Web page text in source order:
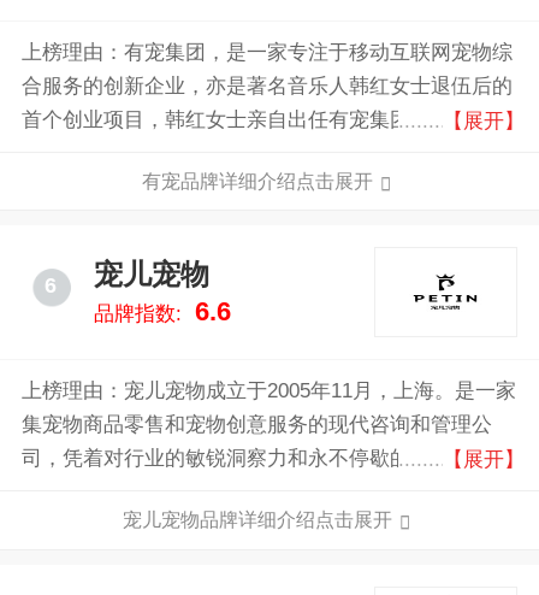
上榜理由：有宠集团，是一家专注于移动互联网宠物综
合服务的创新企业，亦是著名音乐人韩红女士退伍后的
首个创业项目，韩红女士亲自出任有宠集团联合创始人
线下服务、宠物电商、宠物影视、宠物智能设备和宠物
【展开】
有宠品牌详细介绍点击展开
6 宠儿宠物
品牌指数: 6.6
上榜理由：宠儿宠物成立于2005年11月，上海。是一家
集宠物商品零售和宠物创意服务的现代咨询和管理公
司，凭着对行业的敏锐洞察力和永不停歇的创业精神，
【展开】
宠儿宠物品牌详细介绍点击展开